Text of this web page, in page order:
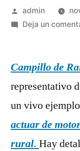
Publicado
por
admin
Deja un
Campillo de
representativo
un vivo
actuar de
rural. Hay